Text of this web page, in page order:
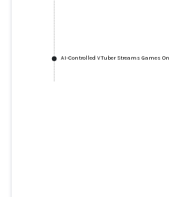
AI-Controlled VTuber Streams Games